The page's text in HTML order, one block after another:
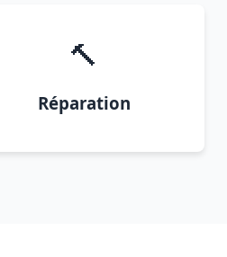
🔨
Réparation